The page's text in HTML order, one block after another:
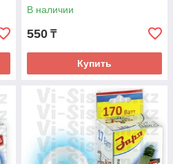
В наличии
550 ₸
Купить